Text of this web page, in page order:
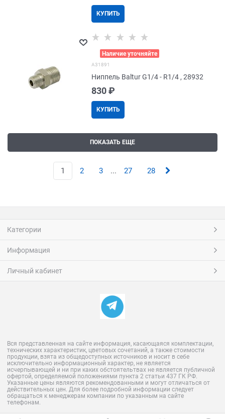
КУПИТЬ
Наличие уточняйте
A31891
Ниппель Baltur G1/4 - R1/4 , 28932
830 ₽
КУПИТЬ
ПОКАЗАТЬ ЕЩЕ
1 2 3 ... 27 28
Категории
Информация
Личный кабинет
Вся представленная на сайте информация, касающаяся комплектации,
технических характеристик, цветовых сочетаний, а также стоимости
продукции, взята из общедоступных источников и носит в себе
исключительно информационный характер, не является
исчерпывающей и ни при каких обстоятельтвах не является публичной
офертой, определяемой положениями пункта 2 статьи 437 ГК РФ.
Указанные цены являются рекомендованными и могут отличаться от
действительных цен. Для более подробной информации следует
обращаться к менеджерам компании по указанным на сайте
телефонам.